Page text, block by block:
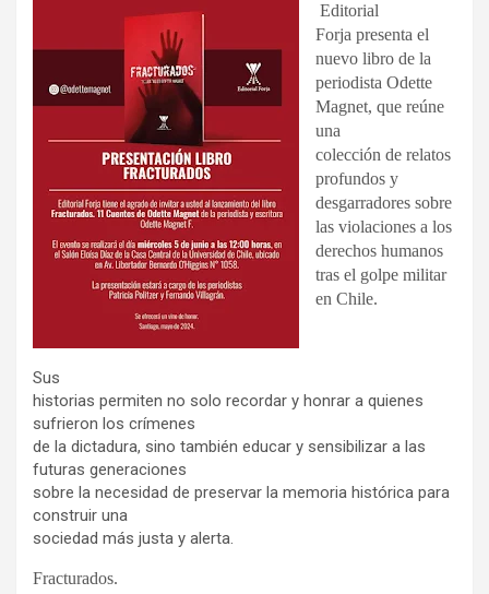
Editorial
Forja presenta el
nuevo libro de la
periodista Odette
Magnet, que reúne
una
colección de relatos
profundos y
desgarradores sobre
las violaciones a los
derechos humanos
tras el golpe militar
en Chile.
Sus
historias permiten no solo recordar y honrar a quienes
sufrieron los crímenes
de la dictadura, sino también educar y sensibilizar a las
futuras generaciones
sobre la necesidad de preservar la memoria histórica para
construir una
sociedad más justa y alerta.
Fracturados.